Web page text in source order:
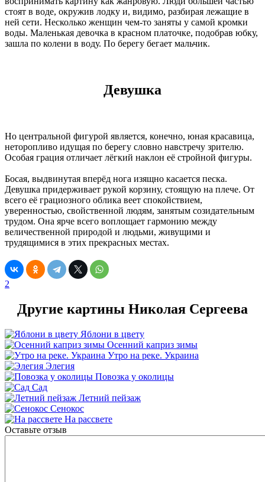
стоят в воде, окружив лодку и, видимо, разбирая лежащие в
ней сети. Несколько женщин чем-то заняты у самой кромки
воды. Маленькая девочка в красном платочке, подобрав юбку,
зашла по колени в воду. По берегу бегает мальчик.
Девушка
Но центральной фигурой является, конечно, юная красавица,
неторопливо идущая по берегу словно навстречу зрителю.
Особая грация отличает лёгкий наклон её стройной фигуры.
Босая, выдвинутая вперёд нога изящно касается песка.
Девушка придерживает рукой корзину, стоящую на плече. От
всего её грациозного облика веет спокойствием,
уверенностью, свойственной людям, занятым созидательным
трудом. Она ярче всего воплощает гармонию между
величественной природой и людьми, живущими и
трудящимися в этих прекрасных местах.
2
Другие картины Николая Сергеева
Яблони в цвету
Осенний каприз зимы
Утро на реке. Украина
Элегия
Повозка у околицы
Сад
Летний пейзаж
Сенокос
На рассвете
Оставьте отзыв